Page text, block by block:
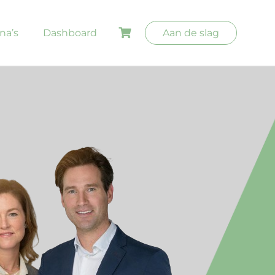
Dashboard Aan de slag